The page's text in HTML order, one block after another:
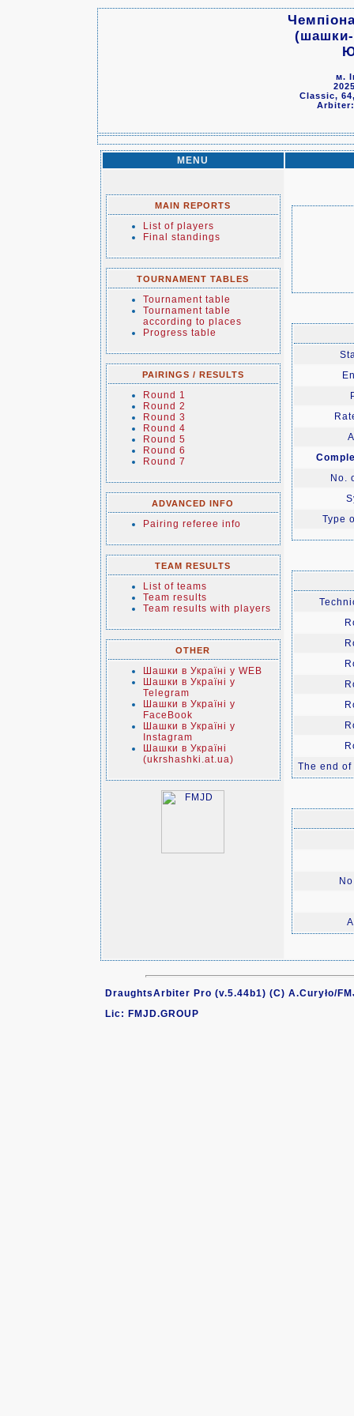
(шашки-
м.
Classic,
MENU
MAIN REPORTS
List of players
Final standings
TOURNAMENT TABLES
Tournament table
Tournament table
according to places
Progress table
PAIRINGS / RESULTS
Round 1
Round 2
Round 3
Round 4
Round 5
Round 6
Round 7
ADVANCED INFO
Pairing referee info
TEAM RESULTS
List of teams
Team results
Team results with players
OTHER
Шашки в Україні у WEB
Шашки в Україні у
Telegram
Шашки в Україні у
FaceBook
Шашки в Україні у
Instagram
Шашки в Україні
(ukrshashki.at.ua)
No.
Type
The end
DraughtsArbiter Pro (v.5.44b1) (C) A.Curyło/
Lic: FMJD.GROUP